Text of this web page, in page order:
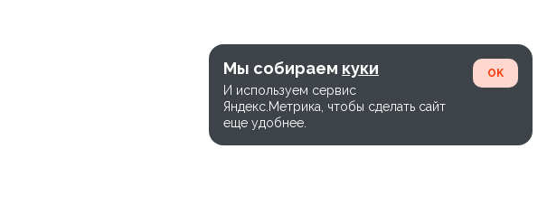
Мы собираем куки
И используем сервис
Яндекс.Метрика, чтобы сделать сайт
еще удобнее.
OK